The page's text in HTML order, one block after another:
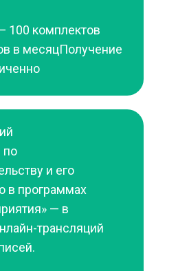
100 комплектов
в месяцПолучение
по
и его
в программах
— в
трансляций